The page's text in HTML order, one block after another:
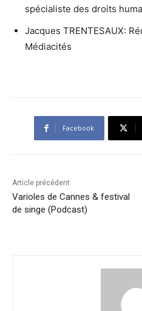
spécialiste des droits
Jacques TRENTESAUX:
Médiacités
Facebook
Article précédent
Varioles de Cannes & festival
de singe (Podcast)